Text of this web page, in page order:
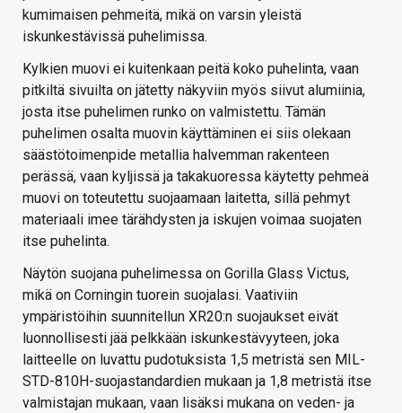
kumimaisen pehmeitä, mikä on varsin yleistä
iskunkestävissä puhelimissa.
Kylkien muovi ei kuitenkaan peitä koko puhelinta, vaan
pitkiltä sivuilta on jätetty näkyviin myös siivut alumiinia,
josta itse puhelimen runko on valmistettu. Tämän
puhelimen osalta muovin käyttäminen ei siis olekaan
säästötoimenpide metallia halvemman rakenteen
perässä, vaan kyljissä ja takakuoressa käytetty pehmeä
muovi on toteutettu suojaamaan laitetta, sillä pehmyt
materiaali imee tärähdysten ja iskujen voimaa suojaten
itse puhelinta.
Näytön suojana puhelimessa on Gorilla Glass Victus,
mikä on Corningin tuorein suojalasi. Vaativiin
ympäristöihin suunnitellun XR20:n suojaukset eivät
luonnollisesti jää pelkkään iskunkestävyyteen, joka
laitteelle on luvattu pudotuksista 1,5 metristä sen MIL-
STD-810H-suojastandardien mukaan ja 1,8 metristä itse
valmistajan mukaan, vaan lisäksi mukana on veden- ja